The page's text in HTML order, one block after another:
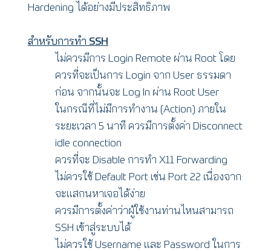
Hardening ได้อย่างมีประสิทธิภาพ
สำหรับการทำ SSH
ไม่ควรมีการ Login Remote ผ่าน Root โดย
ควรที่จะเป็นการ Login จาก User ธรรมดา
ก่อน จากนั้นจะ Log In ผ่าน Root User
ในกรณีที่ไม่มีการทำงาน (Action) ภายใน
ระยะเวลา 5 นาที ควรมีการตั้งค่า Disconnect
idle connection
ควรที่จะ Disable การทำ X11 Forwarding
ไม่ควรใช้ Default Port เช่น Port 22 เนื่องจาก
จะแสกนหาเจอได้ง่าย
ควรมีการตั้งค่าว่าผู้ใช้งานท่านไหนสามารถ
SSH เข้าสู่ระบบได้
ไม่ควรใช้ Username และ Password ในการ